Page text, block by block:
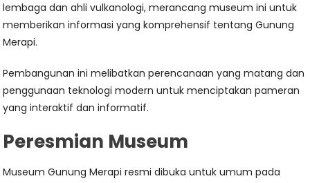
lembaga dan ahli vulkanologi, merancang museum ini untuk
memberikan informasi yang komprehensif tentang Gunung
Merapi.
Pembangunan ini melibatkan perencanaan yang matang dan
penggunaan teknologi modern untuk menciptakan pameran
yang interaktif dan informatif.
Peresmian Museum
Museum Gunung Merapi resmi dibuka untuk umum pada